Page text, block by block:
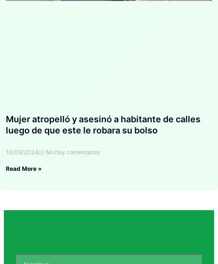
Mujer atropelló y asesinó a habitante de calles
luego de que este le robara su bolso
10/09/2024 No hay comentarios
Read More »